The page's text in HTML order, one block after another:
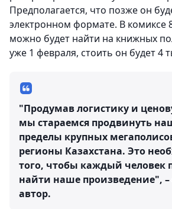
Предполагается, что позже он
электронном формате. В комиксе
можно будет найти на книжных
уже 1 февраля, стоить он будет 4
"Продумав логистику и
мы стараемся продвинуть
пределы крупных
регионы Казахстана. Это
того, чтобы каждый человек
найти наше произведение", –
автор.